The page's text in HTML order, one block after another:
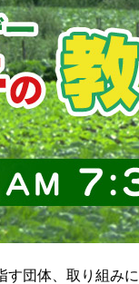
す団体、取り組みに